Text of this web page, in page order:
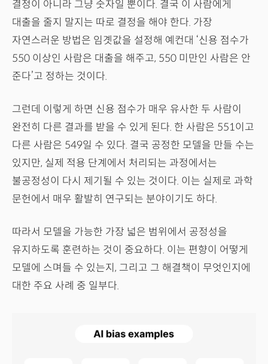
결정이 아니라 그냥 숫자일 뿐이다. 결국 이 사람에게
대출을 줄지 말지는 따로 결정을 해야 한다. 가장
자연스러운 방법은 임곗값을 설정해 예컨대 ‘신용 점수가
550 이상인 사람은 대출을 해주고, 550 미만인 사람은 안
준다’고 정하는 것이다.
그런데 이렇게 하면 신용 점수가 매우 유사한 두 사람이
완전히 다른 결과를 받을 수 있게 된다. 한 사람은 551이고
다른 사람은 549일 수 있다. 결국 공정한 모델을 만들 수는
있지만, 실제 적용 단계에서 처리되는 과정에서는
불공정성이 다시 제기될 수 있는 것이다. 이는 실제로 과학
문헌에서 매우 활발히 연구되는 분야이기도 하다.
따라서 모델을 가능한 가장 넓은 범위에서 공정성을
유지하도록 훈련하는 것이 중요하다. 이는 편향이 어떻게
모델에 스며들 수 있는지, 그리고 그 해결책이 무엇인지에
대한 주요 사례 중 일부다.